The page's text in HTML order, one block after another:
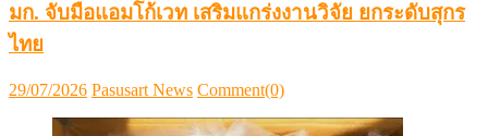
มก. จับมือแอมโก้เวท เสริมแกร่งงานวิจัย ยกระดับสุกร
ไทย
Posted
29/07/2026 Author
Pasusart News Comment(0)